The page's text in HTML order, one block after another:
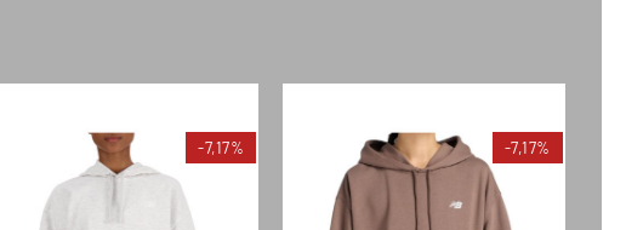
-7,17% -7,17%